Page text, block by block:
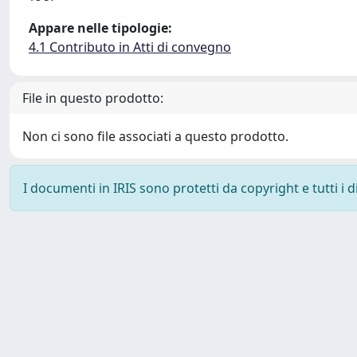
Appare nelle tipologie:
4.1 Contributo in Atti di convegno
File in questo prodotto:
Non ci sono file associati a questo prodotto.
I documenti in IRIS sono protetti da copyright e tutti i